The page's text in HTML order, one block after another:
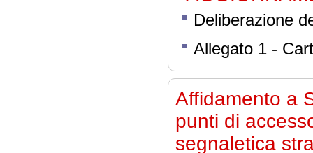
Deliberazione
Allegato 1 -
Affidamento a
punti di
segnaletica